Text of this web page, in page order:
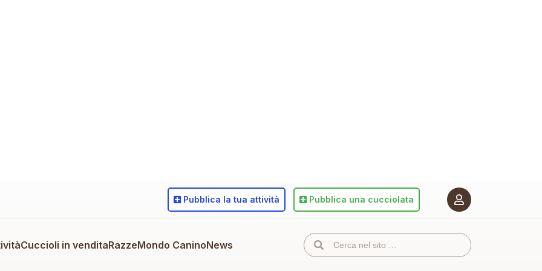
Cuccioli in venditaRazzeMondo CaninoNews
Pubblica la tua attività Pubblica una cucciolata